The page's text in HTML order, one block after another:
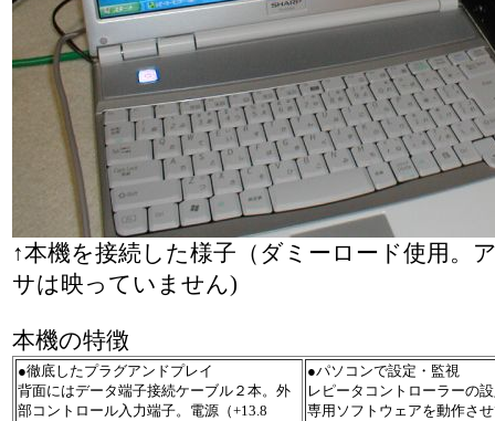
↑本機を接続した様子（ダミーロード使用。
サは映っていません)
本機の特徴
●徹底したプラグアンドプレイ
背面にはデータ端子接続ケーブル２本。外
部コントロール入力端子。電源（+13.8
●パソコンで設定・監視
レピータコントローラーの
専用ソフトウェアを動作さ